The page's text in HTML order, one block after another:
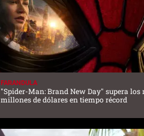
FARANDULA
"Spider-Man: Brand New Day" supera los
millones de dólares en tiempo récord